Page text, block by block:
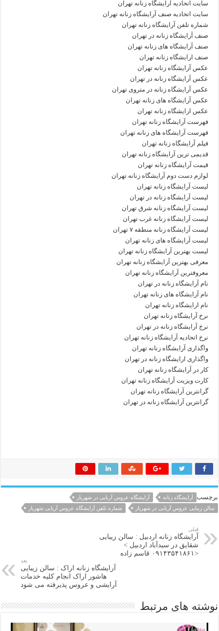
سایت اتحادیه آرایشگاه زنانه تهران
سایت اتحادیه صنف آرایشگاه زنانه تهران
شماره تلفن آرایشگاه زنانه تهران
صنف آرایشگاه زنانه در تهران
صنف آرایشگاه های زنانه تهران
صنف ارایشگاه زنانه تهران
عکس آرایشگاه زنانه تهران
عکس آرایشگاه زنانه در تهران
عکس آرایشگاه زنانه در متروی تهران
عکس آرایشگاه های زنانه تهران
عکس ارایشگاه زنانه تهران
فهرست آرایشگاه زنانه تهران
فهرست آرایشگاه های زنانه تهران
فیلم آرایشگاه زنانه تهران
قدیمی ترین آرایشگاه زنانه تهران
قیمت آرایشگاه زنانه تهران
لوازم دست دوم آرایشگاه زنانه تهران
لیست آرایشگاه زنانه تهران
لیست آرایشگاه زنانه در تهران
لیست آرایشگاه زنانه شرق تهران
لیست آرایشگاه زنانه غرب تهران
لیست آرایشگاه زنانه منطقه ۷ تهران
لیست آرایشگاه های زنانه تهران
لیست بهترین آرایشگاه زنانه تهران
معرفی بهترین آرایشگاه زنانه تهران
معروفترین آرایشگاه زنانه تهران
نام آرایشگاه زنانه در تهران
نام آرایشگاه های زنانه تهران
نام ارایشگاه زنانه تهران
نرخ آرایشگاه زنانه تهران
نرخ آرایشگاه زنانه در تهران
نرخ اتحادیه آرایشگاه زنانه تهران
واگذاری آرایشگاه زنانه تهران
واگذاری ارایشگاه زنانه در تهران
کار در آرایشگاه زنانه تهران
کارت ویزیت آرایشگاه زنانه تهران
گرانترین آرایشگاه زنانه تهران
گرانترین آرایشگاه زنانه در تهران
برچسب آرایشگاه زنانه
آرایشگاه عروس آریایی در شهریار
سالن زیبایی عروس آریایی در شهریار
شماره تلفن آرایشگاه عروس آریایی شهریار
قبلی
آرایشگاه زنانه اردبیل : سالن زیبایی
شقایق در سیدآباد اردبیل >
<۰۹۱۴۳۵۴۱۸۶۱ قاسم زاده
بعد
آرایشگاه زنانه اراک : سالن زیبایی
هاشور اراک انجام کلیه خدمات
آرایشی و عروس پذیرفته می شود
نوشته های مرتبط